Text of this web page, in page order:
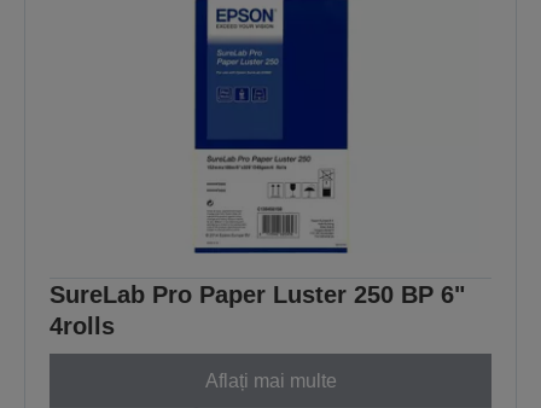
SureLab Pro Paper Luster 250 BP 6"
4rolls
Aflați mai multe